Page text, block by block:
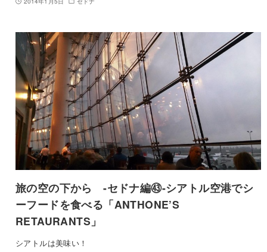
旅の空の下から -セドナ編㊸-シアトル空港でシ
ーフードを食べる「ANTHONE’S
RETAURANTS」
シアトルは美味い！